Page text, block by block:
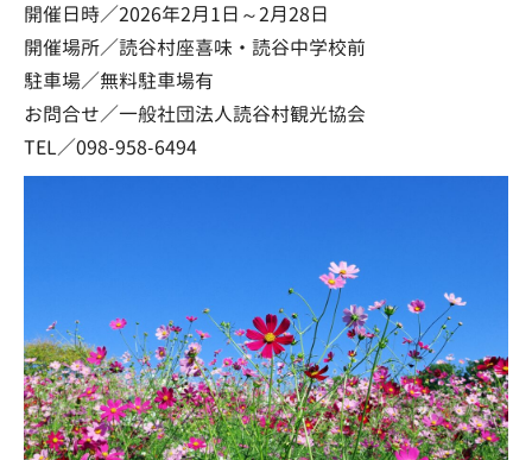
開催日時／2026年2月1日～2月28日
開催場所／読谷村座喜味・読谷中学校前
駐車場／無料駐車場有
お問合せ／一般社団法人読谷村観光協会
TEL／098-958-6494